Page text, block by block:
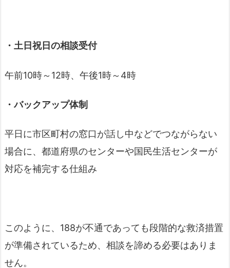
・土日祝日の相談受付
午前10時～12時、午後1時～4時
・バックアップ体制
平日に市区町村の窓口が話し中などでつながらない
場合に、都道府県のセンターや国民生活センターが
対応を補完する仕組み
このように、188が不通であっても段階的な救済措置
が準備されているため、相談を諦める必要はありま
せん。